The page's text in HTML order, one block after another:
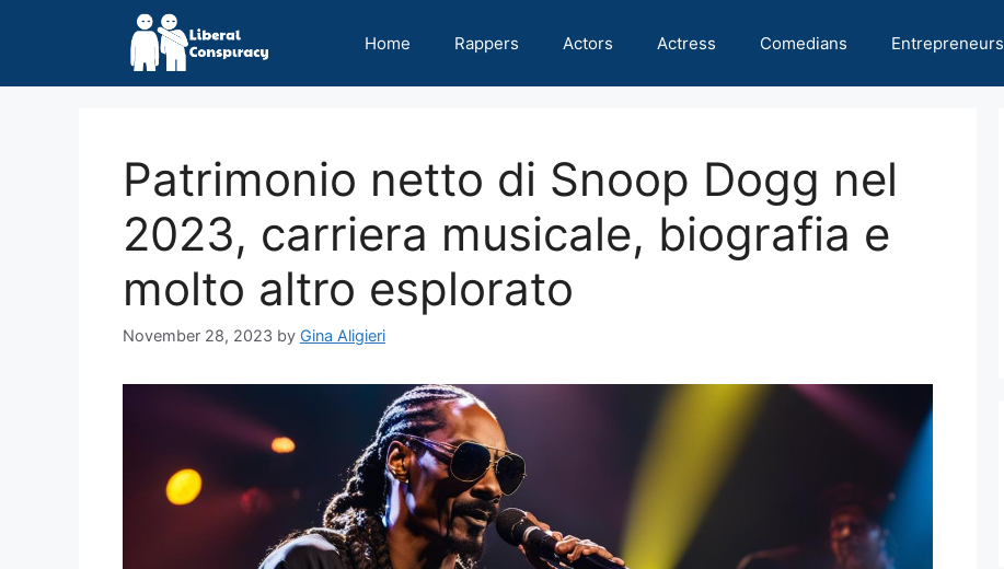
Home Rappers Actors Actress Comedians Entrepreneurs
Patrimonio netto di Snoop Dogg nel
2023, carriera musicale, biografia e
molto altro esplorato
November 28, 2023 by Gina Aligieri